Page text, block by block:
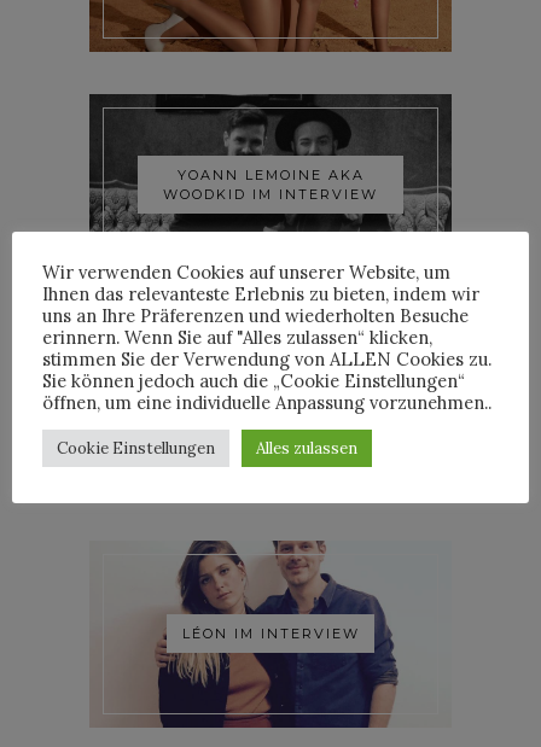
YOANN LEMOINE AKA
WOODKID IM INTERVIEW
ROOSEVELT IM INTERVIEW
LÉON IM INTERVIEW
Wir verwenden Cookies auf unserer Website, um
Ihnen das relevanteste Erlebnis zu bieten, indem wir
uns an Ihre Präferenzen und wiederholten Besuche
erinnern. Wenn Sie auf "Alles zulassen“ klicken,
stimmen Sie der Verwendung von ALLEN Cookies zu.
Sie können jedoch auch die „Cookie Einstellungen“
öffnen, um eine individuelle Anpassung vorzunehmen..
Cookie Einstellungen Alles zulassen